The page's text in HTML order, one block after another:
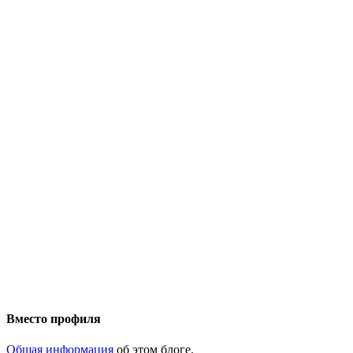
Вместо профиля
Общая информация об этом блоге.